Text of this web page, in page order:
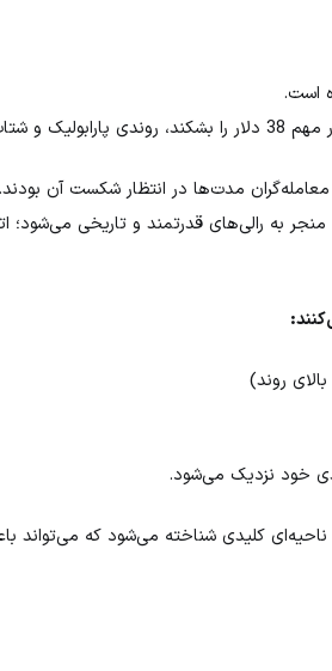
آغاز شد.
به رالی‌های قدرتمند و تاریخی می‌شود؛
خود نزدیک می‌شود.
در محدوده 72.90 دلار به‌عنوان ناحیه‌ای کلیدی شناخته می‌شود